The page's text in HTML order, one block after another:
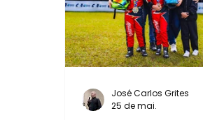
José Carlos Grites
25 de mai.